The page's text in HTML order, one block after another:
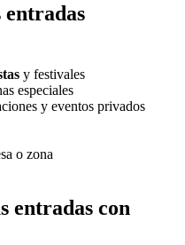
entradas
y festivales
especiales
y eventos privados
o zona
entradas con